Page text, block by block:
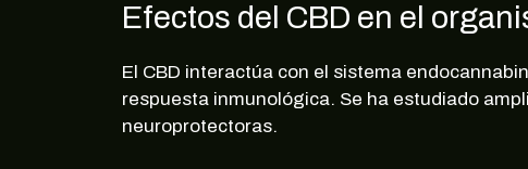
Efectos del CBD en el
El CBD interactúa con el sistema
respuesta inmunológica. Se ha estudiado
neuroprotectoras.